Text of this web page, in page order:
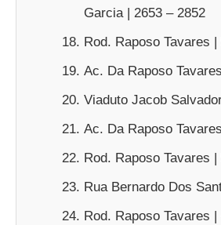
Garcia | 2653 – 2852
Rod. Raposo Tavares
Ac. Da Raposo
Viaduto Jacob
Ac. Da Raposo
Rod. Raposo Tavares |
Rua Bernardo Dos
Rod. Raposo Tavares